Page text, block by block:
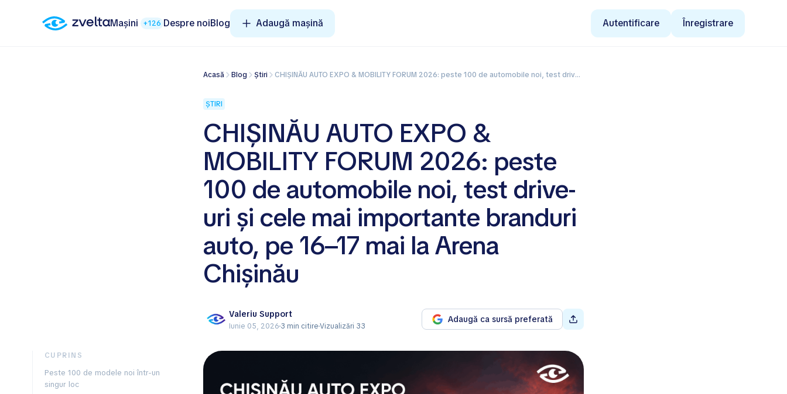
Mașini +126 Despre noiBlog Adaugă mașină Autentificare Înregistrare
Acasă Blog Știri CHIȘINĂU AUTO EXPO & MOBILITY FORUM 2026: peste 100 de automobile noi, test drive-uri și cele mai importante branduri auto, pe 16–17 mai la Arena Chișinău
ȘTIRI
CHIȘINĂU AUTO EXPO &
MOBILITY FORUM 2026: peste
100 de automobile noi, test drive-
uri și cele mai importante branduri
auto, pe 16–17 mai la Arena
Chișinău
Valeriu Support
Iunie 05, 2026 3 min citireVizualizări 33
Adaugă ca sursă preferată
CUPRINS
Peste 100 de modele noi într-un
singur loc